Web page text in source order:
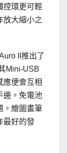
控環更可輕
放大縮小之
II推出了
Mini-USB
應便會互相
邊。免電池
。繪圖畫筆
最好的發